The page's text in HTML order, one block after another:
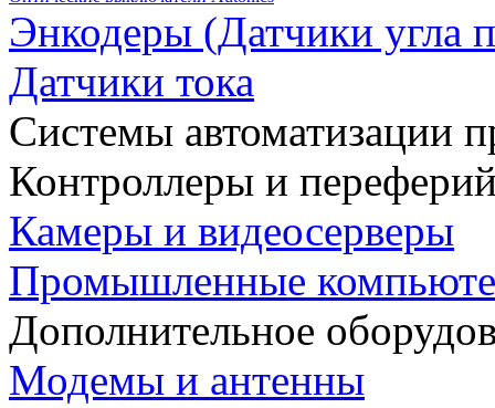
Энкодеры (Датчики угла
Датчики тока
Системы автоматизации
Контроллеры и
Камеры и видеосерверы
Промышленные
Дополнительное
Модемы и антенны